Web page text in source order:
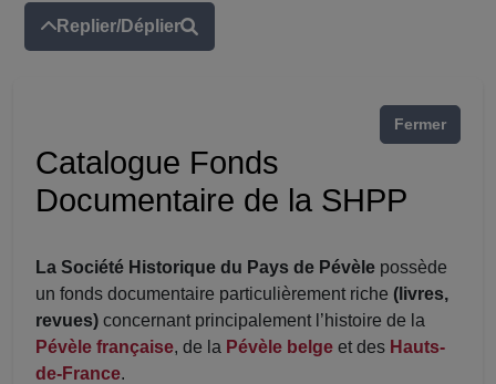
Replier/Déplier
Fermer
Catalogue Fonds
Documentaire de la SHPP
La Société Historique du Pays de Pévèle possède
un fonds documentaire particulièrement riche (livres,
revues) concernant principalement l’histoire de la
Pévèle française, de la Pévèle belge et des Hauts-
de-France.